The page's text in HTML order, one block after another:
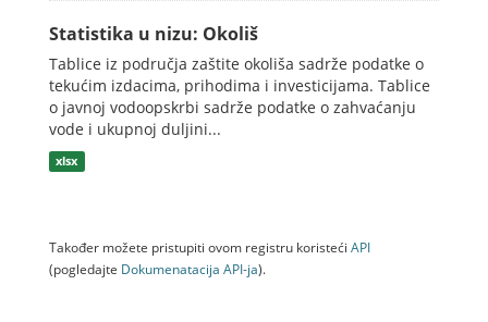
Statistika u nizu: Okoliš
Tablice iz područja zaštite okoliša sadrže podatke o
tekućim izdacima, prihodima i investicijama. Tablice
o javnoj vodoopskrbi sadrže podatke o zahvaćanju
vode i ukupnoj duljini...
xlsx
Također možete pristupiti ovom registru koristeći API
(pogledajte Dokumenаtаcijа API-jа).